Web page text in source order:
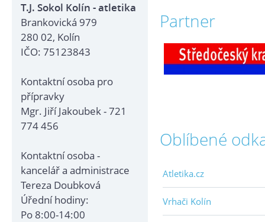
T.J. Sokol Kolín - atletika
Brankovická 979
280 02, Kolín
IČO: 75123843
Kontaktní osoba pro
přípravky
Mgr. Jiří Jakoubek - 721
774 456
Kontaktní osoba -
kancelář a administrace
Tereza Doubková
Úřední hodiny:
Po 8:00-14:00
Partner
Oblíbené
Atletika.cz
Vrhači Kolín